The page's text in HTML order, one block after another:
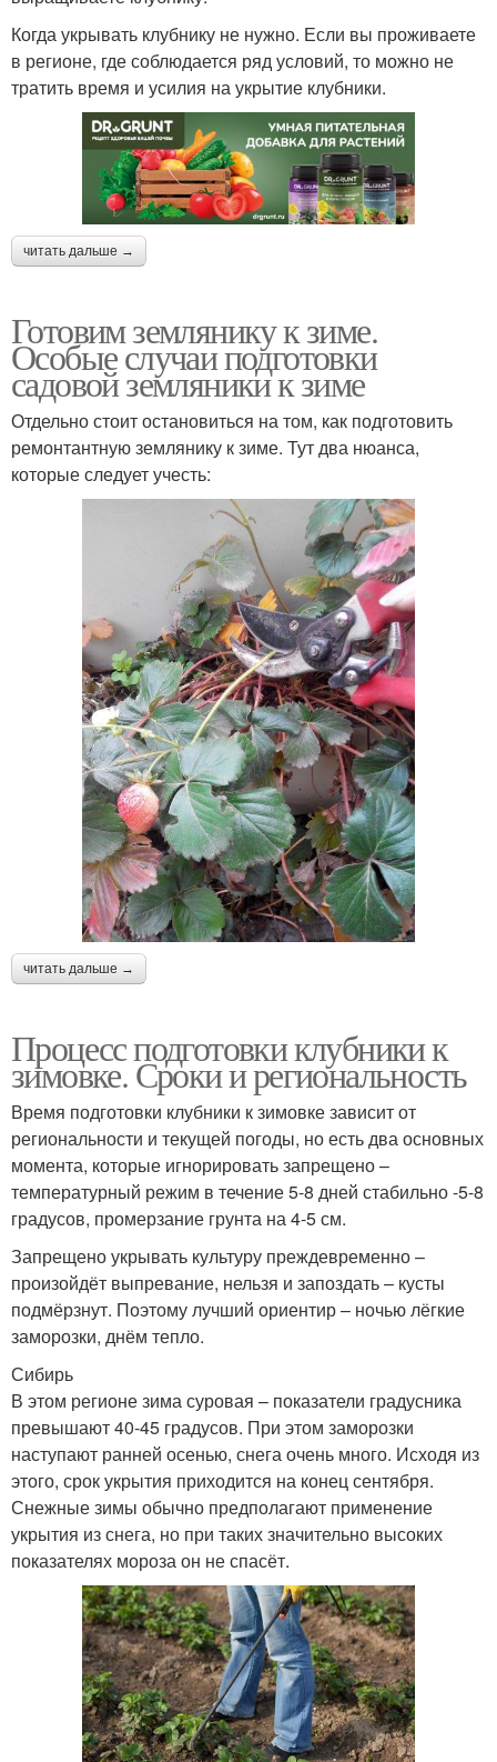
Когда укрывать клубнику не нужно. Если вы проживаете
в регионе, где соблюдается ряд условий, то можно не
тратить время и усилия на укрытие клубники.
читать дальше →
Готовим землянику к зиме.
Особые случаи подготовки
садовой земляники к зиме
Отдельно стоит остановиться на том, как подготовить
ремонтантную землянику к зиме. Тут два нюанса,
которые следует учесть:
читать дальше →
Процесс подготовки клубники к
зимовке. Сроки и региональность
Время подготовки клубники к зимовке зависит от
региональности и текущей погоды, но есть два основных
момента, которые игнорировать запрещено –
температурный режим в течение 5-8 дней стабильно -5-8
градусов, промерзание грунта на 4-5 см.
Запрещено укрывать культуру преждевременно –
произойдёт выпревание, нельзя и запоздать – кусты
подмёрзнут. Поэтому лучший ориентир – ночью лёгкие
заморозки, днём тепло.
Сибирь
В этом регионе зима суровая – показатели градусника
превышают 40-45 градусов. При этом заморозки
наступают ранней осенью, снега очень много. Исходя из
этого, срок укрытия приходится на конец сентября.
Снежные зимы обычно предполагают применение
укрытия из снега, но при таких значительно высоких
показателях мороза он не спасёт.